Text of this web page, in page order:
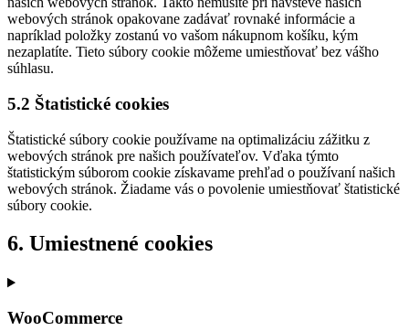
webových stránok opakovane zadávať rovnaké informácie a
napríklad položky zostanú vo vašom nákupnom košíku, kým
nezaplatíte. Tieto súbory cookie môžeme umiestňovať bez vášho
súhlasu.
5.2 Štatistické cookies
Štatistické súbory cookie používame na optimalizáciu zážitku z
webových stránok pre našich používateľov. Vďaka týmto
štatistickým súborom cookie získavame prehľad o používaní našich
webových stránok. Žiadame vás o povolenie umiestňovať štatistické
súbory cookie.
6. Umiestnené cookies
WooCommerce